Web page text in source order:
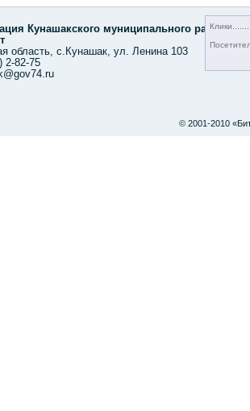
Кунашакского муниципального района,
область, с.Кунашак, ул. Ленина 103
2-82-75
Клики
© 2001-2010